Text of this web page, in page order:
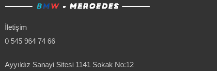
İletişim
0 545 964 74 66
Ayyıldız Sanayi Sitesi 1141 Sokak No:12